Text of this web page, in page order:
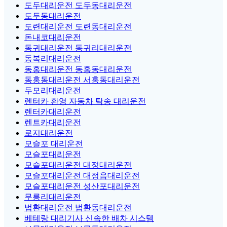
도두대리운전 도두동대리운전
도두동대리운전
도련대리운전 도련동대리운전
돈내코대리운전
동귀대리운전 동귀리대리운전
동복리대리운전
동홍대리운전 동홍동대리운전
동홍동대리운전 서홍동대리운전
두모리대리운전
렌터카 환영 자동차 탁송 대리운전
렌터카대리운전
렌트카대리운전
로지대리운전
모슬포 대리운전
모슬포대리운전
모슬포대리운전 대정대리운전
모슬포대리운전 대정읍대리운전
모슬포대리운전 성산포대리운전
무릉리대리운전
법환대리운전 법환동대리운전
베테랑 대리기사 신속한 배차 시스템